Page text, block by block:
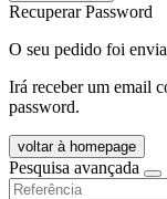
Recuperar Password
O seu pedido foi
Irá receber um email
password.
voltar à homepage
Pesquisa avançada